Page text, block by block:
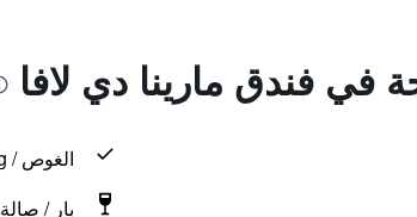
في فندق مارينا دي لافا
الغوص / Snorkeling
بار / صالة